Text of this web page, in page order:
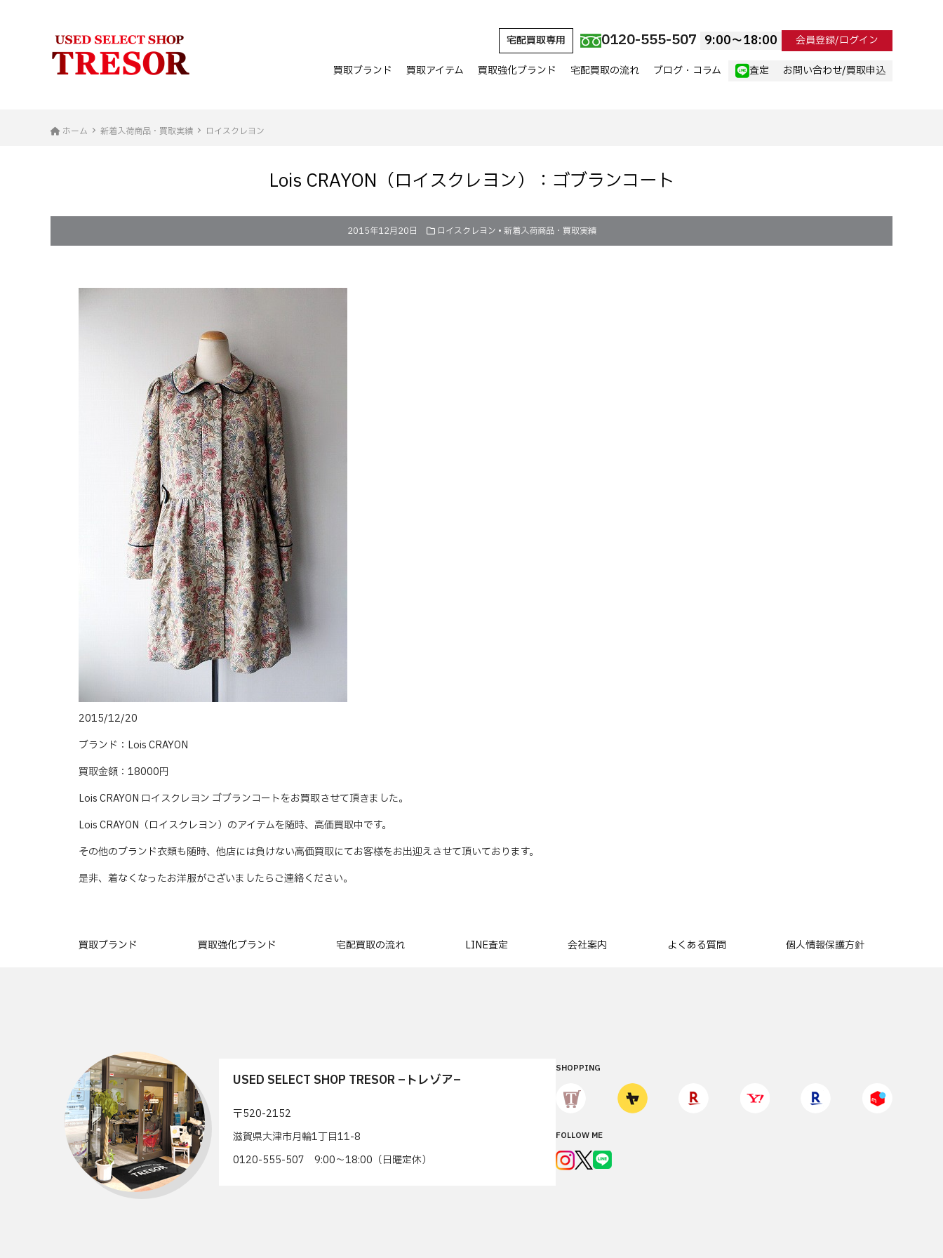
宅配買取専用 0120-555-507 9:00〜18:00 会員登録/ログイン
買取ブランド 買取アイテム 買取強化ブランド 宅配買取の流れ ブログ・コラム 査定 お問い合わせ/買取申込
ホーム 新着入荷商品・買取実績 ロイスクレヨン
Lois CRAYON（ロイスクレヨン）：ゴブランコート
2015年12月20日 ロイスクレヨン • 新着入荷商品・買取実績
2015/12/20
ブランド：Lois CRAYON
買取金額：18000円
Lois CRAYON ロイスクレヨン ゴブランコートをお買取させて頂きました。
Lois CRAYON（ロイスクレヨン）のアイテムを随時、高価買取中です。
その他のブランド衣類も随時、他店には負けない高価買取にてお客様をお出迎えさせて頂いております。
是非、着なくなったお洋服がございましたらご連絡ください。
買取ブランド 買取強化ブランド 宅配買取の流れ LINE査定 会社案内 よくある質問 個人情報保護方針
USED SELECT SHOP TRESOR –トレゾア–
〒520-2152
滋賀県大津市月輪1丁目11-8
0120-555-507 9:00〜18:00（日曜定休）
SHOPPING
FOLLOW ME